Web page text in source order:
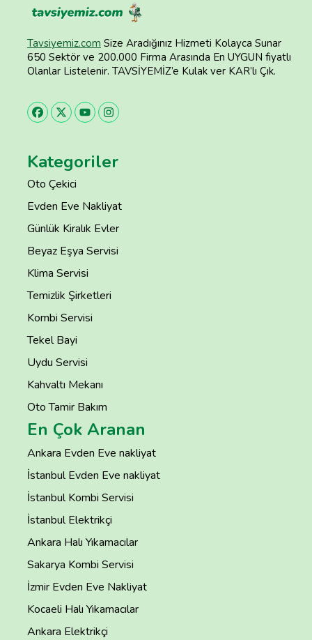
Tavsiyemiz.com Size Aradığınız Hizmeti Kolayca Sunar
650 Sektör ve 200.000 Firma Arasında En UYGUN fiyatlı
Olanlar Listelenir. TAVSİYEMİZ’e Kulak ver KAR’lı Çık.
Kategoriler
Oto Çekici
Evden Eve Nakliyat
Günlük Kiralık Evler
Beyaz Eşya Servisi
Klima Servisi
Temizlik Şirketleri
Kombi Servisi
Tekel Bayi
Uydu Servisi
Kahvaltı Mekanı
Oto Tamir Bakım
En Çok Aranan
Ankara Evden Eve nakliyat
İstanbul Evden Eve nakliyat
İstanbul Kombi Servisi
İstanbul Elektrikçi
Ankara Halı Yıkamacılar
Sakarya Kombi Servisi
İzmir Evden Eve Nakliyat
Kocaeli Halı Yıkamacılar
Ankara Elektrikçi